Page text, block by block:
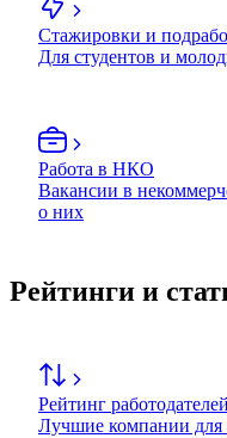
Стажировки и
Для студентов и
Работа в НКО
Вакансии в
о них
Рейтинги и
Рейтинг
Лучшие компании для